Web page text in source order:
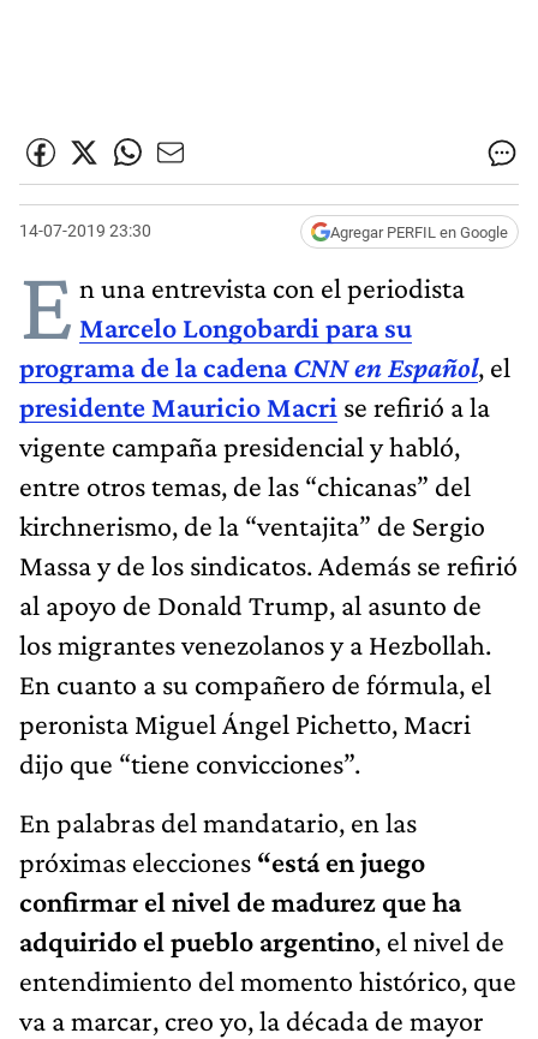
14-07-2019 23:30 Agregar PERFIL en Google
E n una entrevista con el periodista
Marcelo Longobardi para su
programa de la cadenaCNN en Español, el
presidente Mauricio Macri se refirió a la
vigente campaña presidencial y habló,
entre otros temas, de las “chicanas” del
kirchnerismo, de la “ventajita” de Sergio
Massa y de los sindicatos. Además se refirió
al apoyo de Donald Trump, al asunto de
los migrantes venezolanos y a Hezbollah.
En cuanto a su compañero de fórmula, el
peronista Miguel Ángel Pichetto, Macri
dijo que “tiene convicciones”.
En palabras del mandatario, en las
próximas elecciones “está en juego
confirmar el nivel de madurez que ha
adquirido el pueblo argentino, el nivel de
entendimiento del momento histórico, que
va a marcar, creo yo, la década de mayor